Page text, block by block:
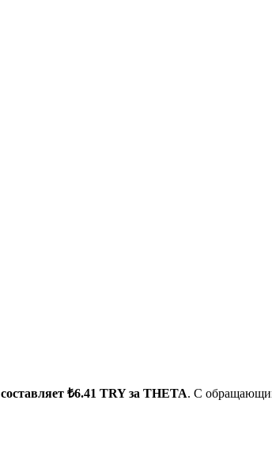
составляет ₺6.41 TRY за THETA. С